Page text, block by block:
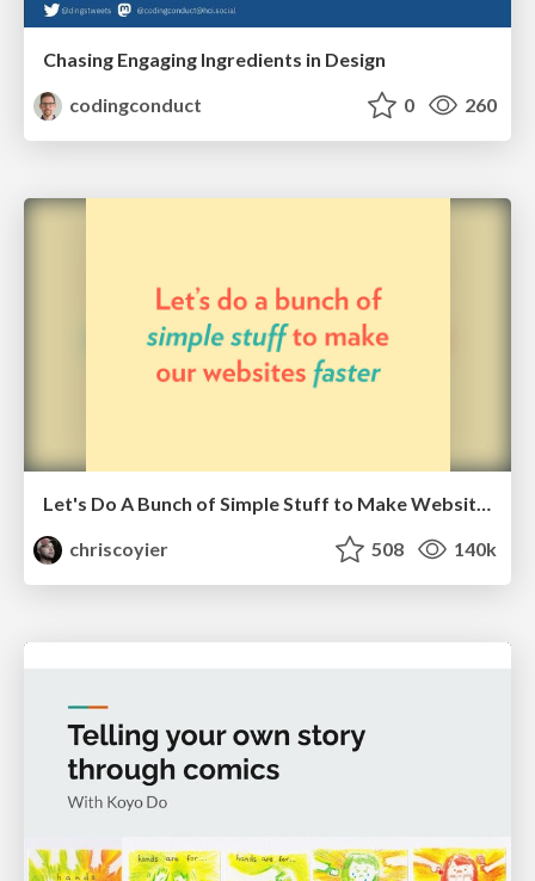
Chasing Engaging Ingredients in Design
codingconduct
0 260
Let's Do A Bunch of Simple Stuff to Make Websites Faster
chriscoyier
508 140k